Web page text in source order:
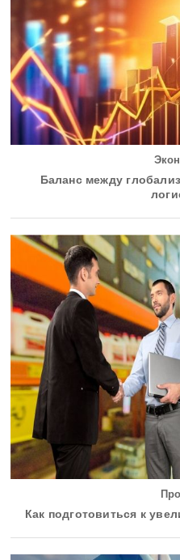
Баланс между
Как подготовиться к